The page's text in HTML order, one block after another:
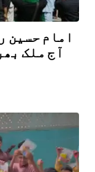
امام حسین
آج ملک